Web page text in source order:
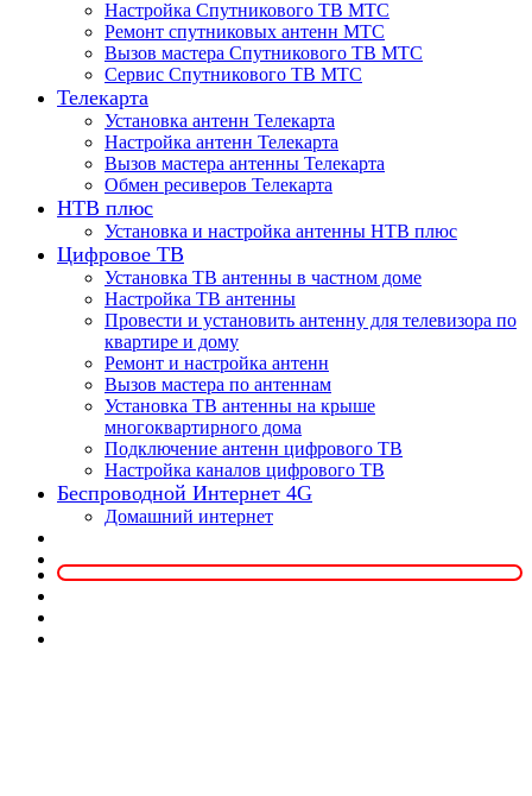
Настройка Спутникового ТВ МТС
Ремонт спутниковых антенн МТС
Вызов мастера Спутникового ТВ МТС
Сервис Спутникового ТВ МТС
Телекарта
Установка антенн Телекарта
Настройка антенн Телекарта
Вызов мастера антенны Телекарта
Обмен ресиверов Телекарта
НТВ плюс
Установка и настройка антенны НТВ плюс
Цифровое ТВ
Установка ТВ антенны в частном доме
Настройка ТВ антенны
Провести и установить антенну для телевизора по
квартире и дому
Ремонт и настройка антенн
Вызов мастера по антеннам
Установка ТВ антенны на крыше
многоквартирного дома
Подключение антенн цифрового ТВ
Настройка каналов цифрового ТВ
Беспроводной Интернет 4G
Домашний интернет